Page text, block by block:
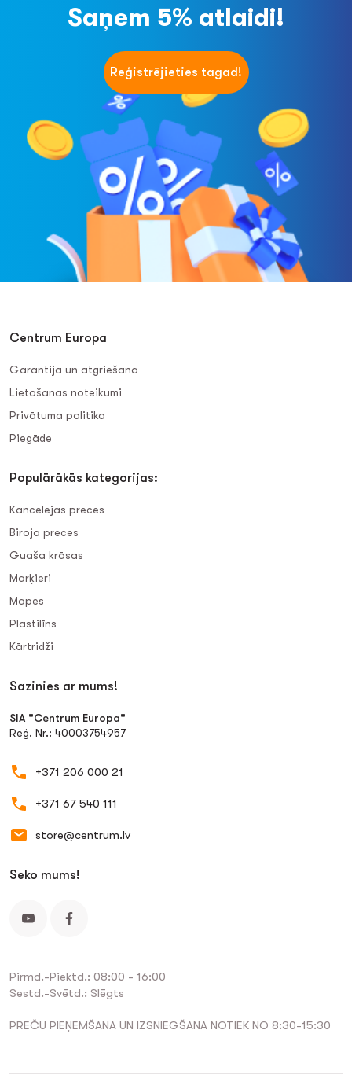
Saņem 5% atlaidi!
Reģistrējieties tagad!
Centrum Europa
Garantija un atgriešana
Lietošanas noteikumi
Privātuma politika
Piegāde
Populārākās kategorijas:
Kancelejas preces
Biroja preces
Guaša krāsas
Marķieri
Mapes
Plastilīns
Kārtridži
Sazinies ar mums!
SIA "Centrum Europa"
Reģ. Nr.: 40003754957
+371 206 000 21
+371 67 540 111
store@centrum.lv
Seko mums!
Pirmd.-Piektd.: 08:00 - 16:00
Sestd.-Svētd.: Slēgts
PREČU PIEŅEMŠANA UN IZSNIEGŠANA NOTIEK NO 8:30-15:30